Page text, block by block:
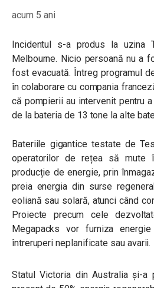
acum 5 ani
Incidentul s-a produs la uzina
Melbourne. Nicio persoană nu a
fost evacuată. Întreg programul
în colaborare cu compania
că pompierii au intervenit pentru
de la bateria de 13 tone la alte
Bateriile gigantice testate de
operatorilor de rețea să mute
producție de energie, prin
preia energia din surse
eoliană sau solară, atunci când
Proiecte precum cele
Megapacks vor furniza
întreruperi neplanificate sau avarii.
Statul Victoria din Australia și-a